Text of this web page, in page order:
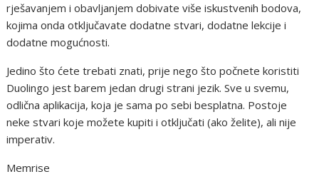
rješavanjem i obavljanjem dobivate više iskustvenih bodova,
kojima onda otključavate dodatne stvari, dodatne lekcije i
dodatne mogućnosti.
Jedino što ćete trebati znati, prije nego što počnete koristiti
Duolingo jest barem jedan drugi strani jezik. Sve u svemu,
odlična aplikacija, koja je sama po sebi besplatna. Postoje
neke stvari koje možete kupiti i otključati (ako želite), ali nije
imperativ.
Memrise